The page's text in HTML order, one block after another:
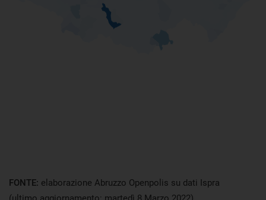
FONTE: elaborazione Abruzzo Openpolis su dati Ispra